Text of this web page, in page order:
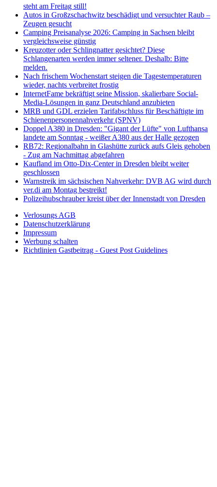
steht am Freitag still!
Autos in Großzschachwitz beschädigt und versuchter Raub –
Zeugen gesucht
Camping Preisanalyse 2026: Camping in Sachsen bleibt
vergleichsweise günstig
Kreuzotter oder Schlingnatter gesichtet? Diese
Schlangenarten werden immer seltener. Deshalb: Bitte
melden.
Nach frischem Wochenstart steigen die Tagestemperaturen
wieder, nachts verbreitet frostig
InternetFame bekräftigt seine Mission, skalierbare Social-
Media-Lösungen in ganz Deutschland anzubieten
MRB und GDL erzielen Tarifabschluss für Beschäftigte im
Schienenpersonennahverkehr (SPNV)
Doppel A380 in Dresden: "Gigant der Lüfte" von Lufthansa
landete am Sonntag - weißer A380 aus der Halle gezogen
RB72: Regionalbahn in Glashütte zurück aufs Gleis gehoben
- Zug am Nachmittag abgefahren
Kaufland im Otto-Dix-Center in Dresden bleibt weiter
geschlossen
Warnstreik im sächsischen Nahverkehr: DVB AG wird durch
ver.di am Montag bestreikt!
Polizeihubschrauber kreist über der Innenstadt von Dresden
Verlosungs AGB
Datenschutzerklärung
Impressum
Werbung schalten
Richtlinien Gastbeitrag - Guest Post Guidelines